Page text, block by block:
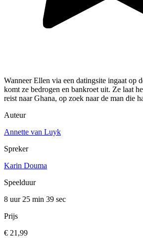
Wanneer Ellen via een datingsite ingaat op
komt ze bedrogen en bankroet uit. Ze laat
reist naar Ghana, op zoek naar de man die
Auteur
Annette van Luyk
Spreker
Karin Douma
Speelduur
8 uur 25 min 39 sec
Prijs
€ 21,99